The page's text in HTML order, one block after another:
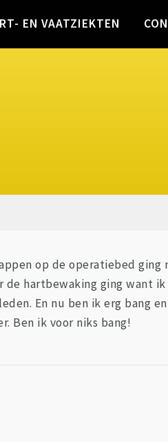
EN VAATZIEKTEN
op de operatiebed
de hartbewaking ging want
En nu ben ik erg bang
Ben ik voor niks bang!